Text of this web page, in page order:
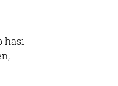
hasi